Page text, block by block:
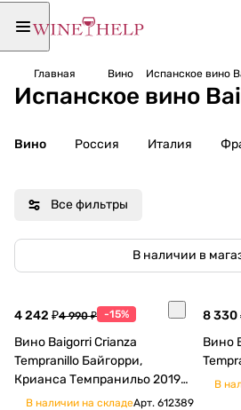
Главная Вино Испанское вино
Испанское вино
Вино Россия Италия
Все фильтры
В наличии в
4 242 ₽4 990 ₽ -15%
Вино Baigorri Crianza
Tempranillo Байгорри,
Крианса Темпранильо 2019
750 мл 14.5 %
В наличии на складеАрт. 612389
8 330
Вино Baigorri Finca Las Navas
В